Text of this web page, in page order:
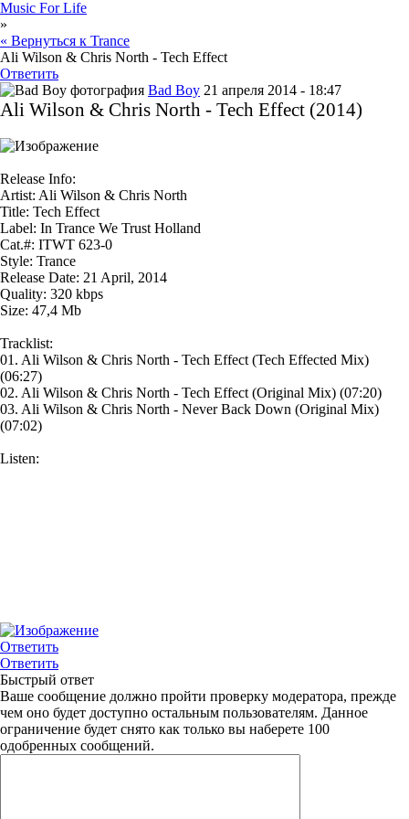
Music For Life
»
« Вернуться к Trance
Ali Wilson & Chris North - Tech Effect
Ответить
Bad Boy 21 апреля 2014 - 18:47
Ali Wilson & Chris North - Tech Effect (2014)
Release Info:
Artist: Ali Wilson & Chris North
Title: Tech Effect
Label: In Trance We Trust Holland
Cat.#: ITWT 623-0
Style: Trance
Release Date: 21 April, 2014
Quality: 320 kbps
Size: 47,4 Mb
Tracklist:
01. Ali Wilson & Chris North - Tech Effect (Tech Effected Mix)
(06:27)
02. Ali Wilson & Chris North - Tech Effect (Original Mix) (07:20)
03. Ali Wilson & Chris North - Never Back Down (Original Mix)
(07:02)
Listen:
Ответить
Ответить
Быстрый ответ
Ваше сообщение должно пройти проверку модератора, прежде
чем оно будет доступно остальным пользователям. Данное
ограничение будет снято как только вы наберете 100
одобренных сообщений.